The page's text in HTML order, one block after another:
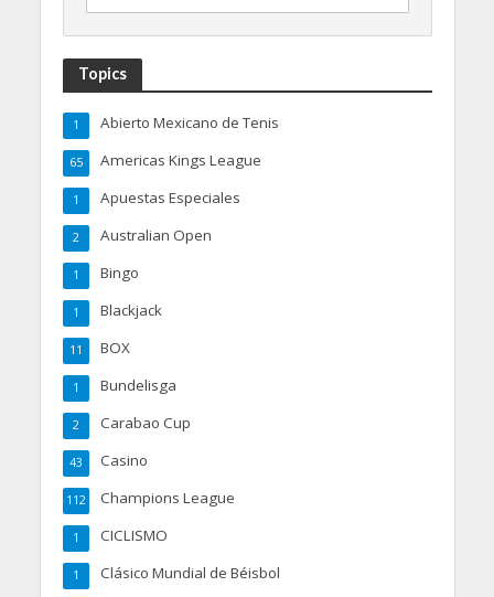
Topics
Abierto Mexicano de Tenis
1
Americas Kings League
65
Apuestas Especiales
1
Australian Open
2
Bingo
1
Blackjack
1
BOX
11
Bundelisga
1
Carabao Cup
2
Casino
43
Champions League
112
CICLISMO
1
Clásico Mundial de Béisbol
1